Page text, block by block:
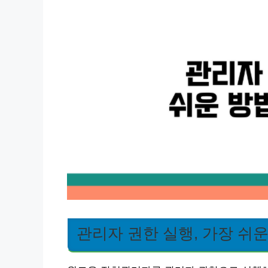
관리자 권한 실행, 가장 쉬